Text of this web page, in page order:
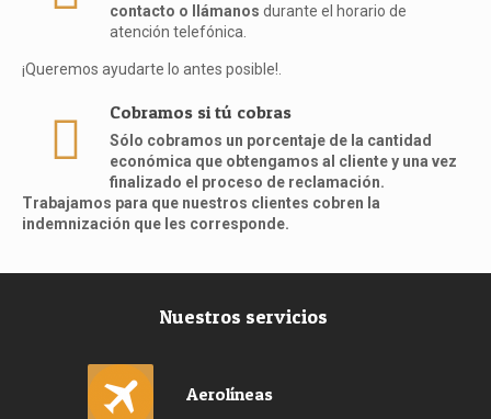
contacto o llámanos durante el horario de
atención telefónica.
¡Queremos ayudarte lo antes posible!.
Cobramos si tú cobras
Sólo cobramos un porcentaje de la cantidad
económica que obtengamos al cliente y una vez
finalizado el proceso de reclamación.
Trabajamos para que nuestros clientes cobren la
indemnización que les corresponde.
Nuestros servicios
Aerolíneas